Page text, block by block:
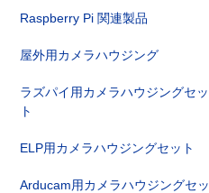
Raspberry Pi 関連製品
屋外用カメラハウジング
ラズパイ用カメラハウジングセッ
ト
ELP用カメラハウジングセット
Arducam用カメラハウジングセッ